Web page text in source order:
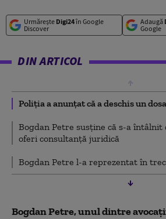
Urmărește Digi24în Google
Discover
Adaugă
Google
DIN ARTICOL
Poliția a anunțat că a deschis un
Bogdan Petre susține că s-a
oferi consultanță juridică
Bogdan Petre l-a reprezentat în
Bogdan Petre, unul dintre